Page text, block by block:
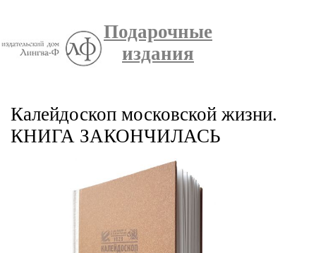
Подарочные
издания
Калейдоскоп московской жизни.
КНИГА ЗАКОНЧИЛАСЬ